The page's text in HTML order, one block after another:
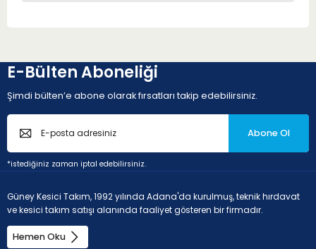
45HRC)
Uygunluk
E-Bülten Aboneliği
Şimdi bülten’e abone olarak fırsatları takip edebilirsiniz.
Abone Ol
*istediğiniz zaman iptal edebilirsiniz.
Güney Kesici Takım, 1992 yılında Adana'da kurulmuş, teknik hırdavat
ve kesici takım satışı alanında faaliyet gösteren bir firmadır.
Hemen Oku